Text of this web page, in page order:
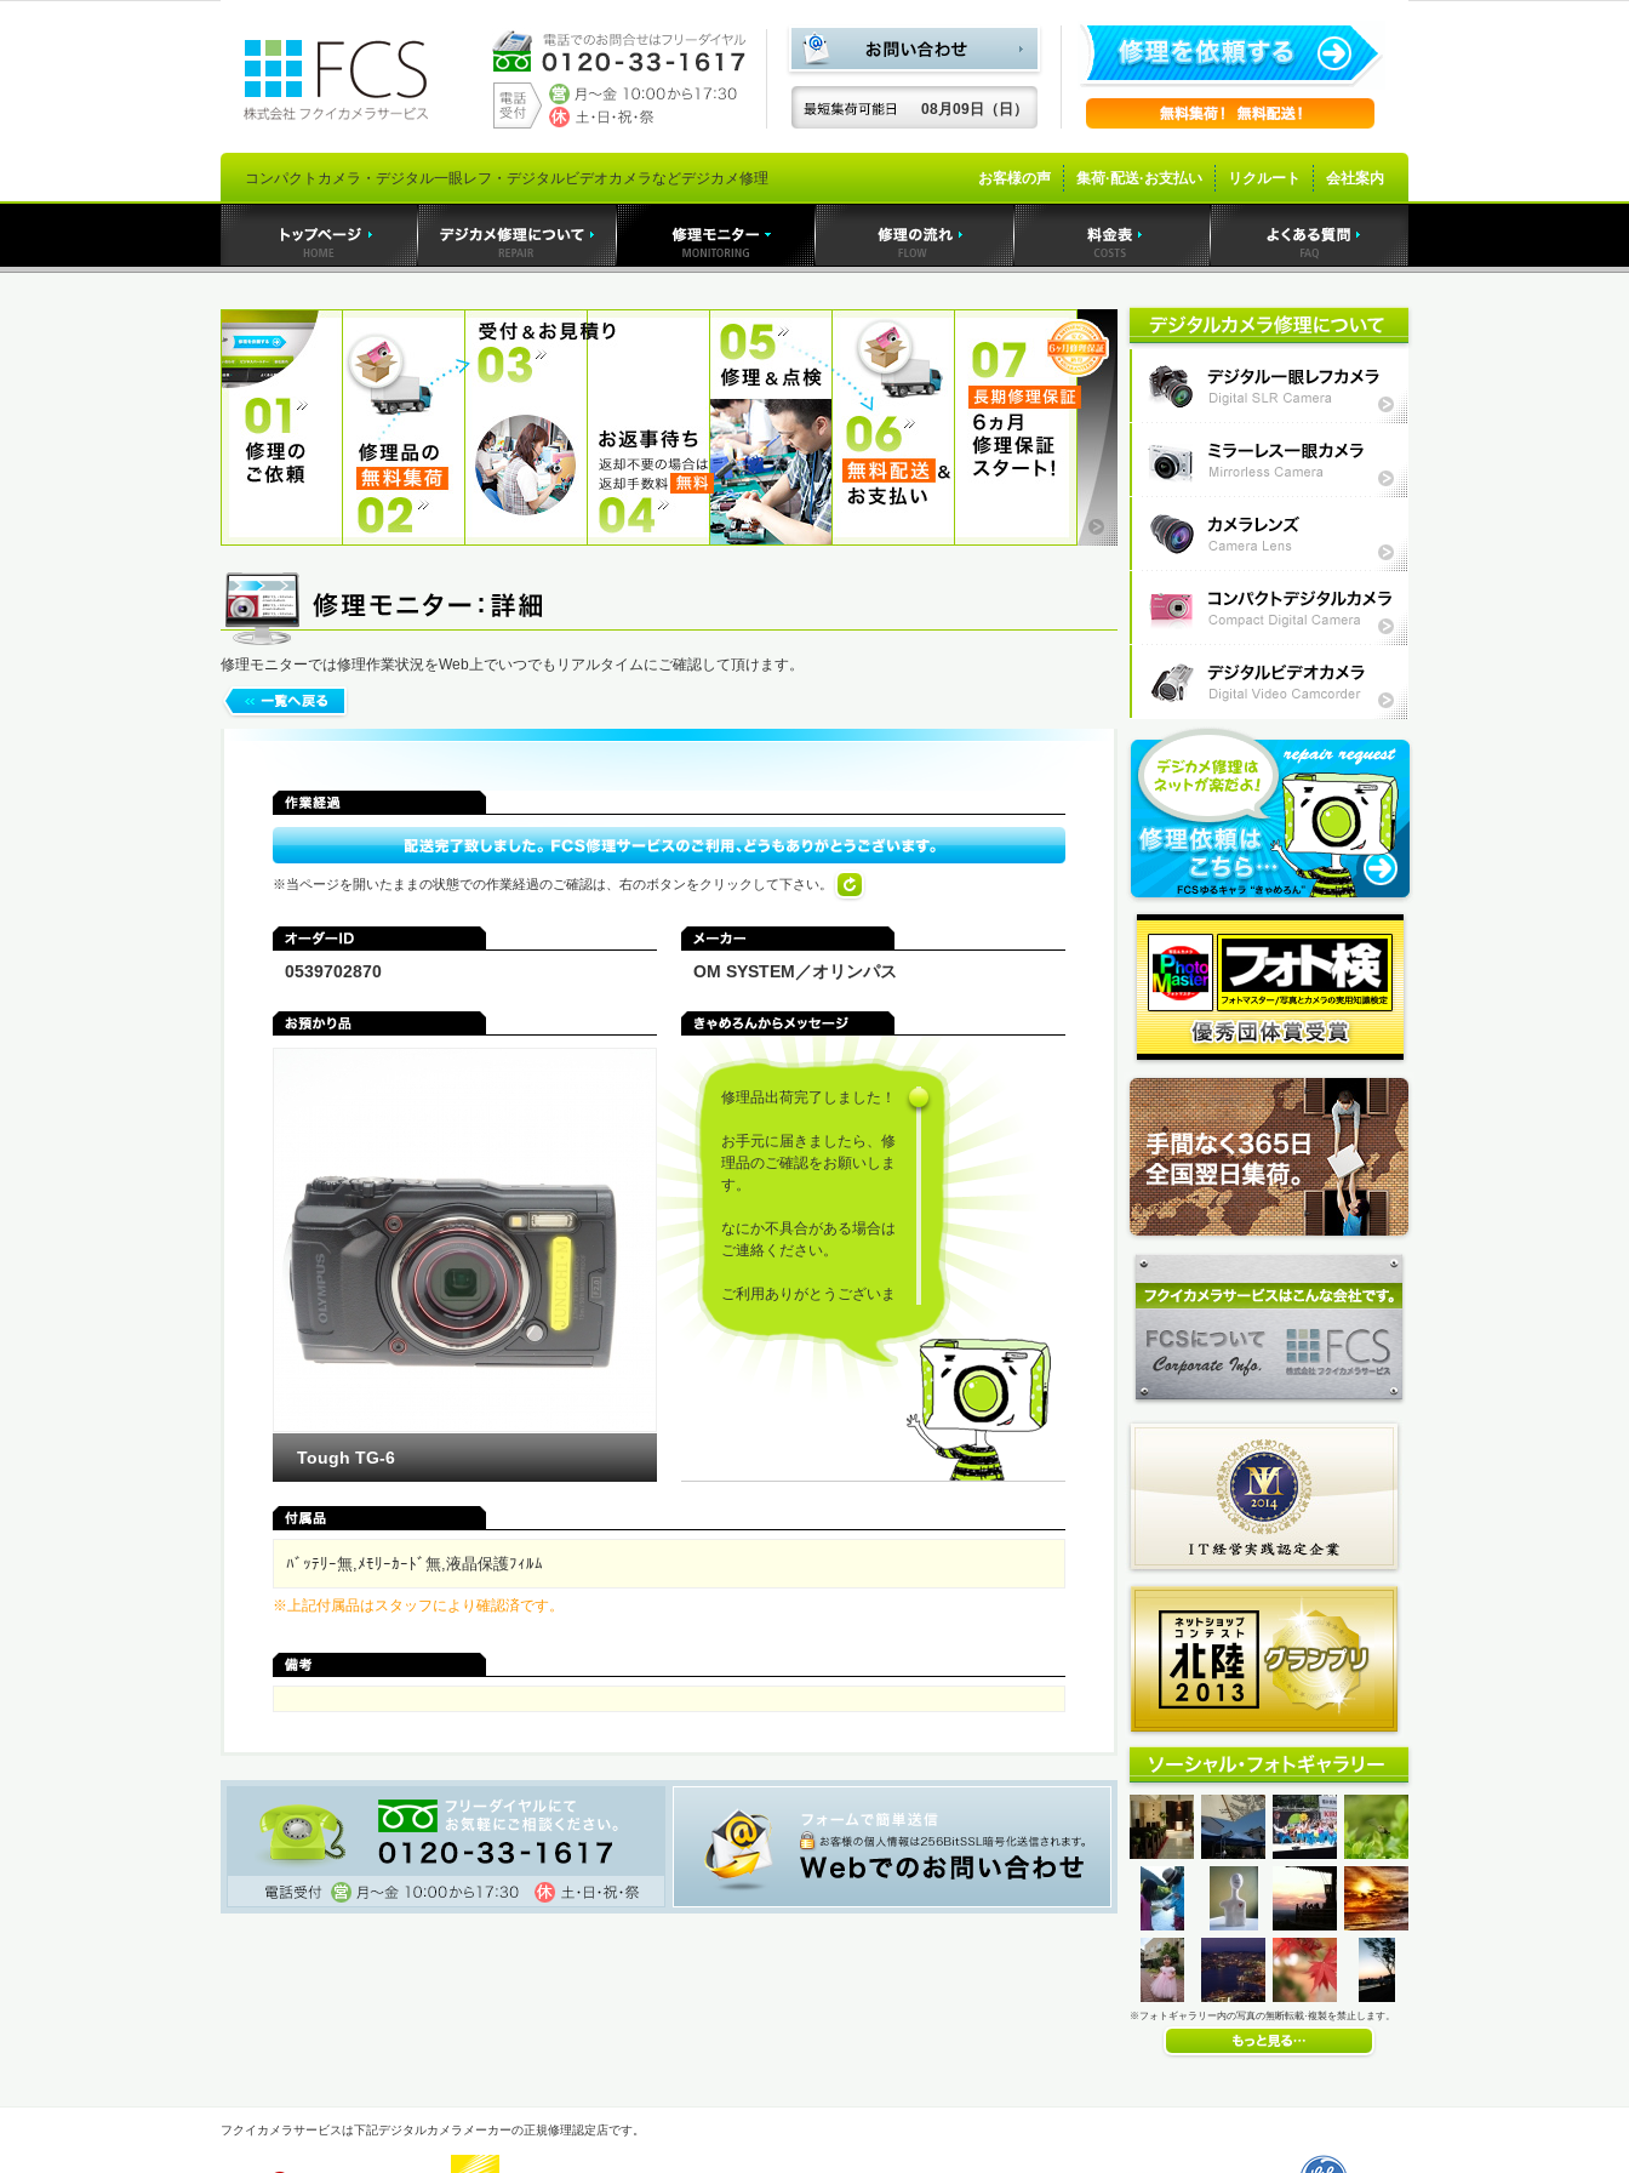
08月09日（日）
コンパクトカメラ・デジタル一眼レフ・デジタルビデオカメラなどデジカメ修理 会社案内
リクルート
集荷·配送·お支払い
お客様の声
修理モニターでは修理作業状況をWeb上でいつでもリアルタイムにご確認して頂けます。
※当ページを開いたままの状態での作業経過のご確認は、右のボタンをクリックして下さい。
0539702870 OM SYSTEM／オリンパス
修理品出荷完了しました！
お手元に届きましたら、修
理品のご確認をお願いしま
す。
なにか不具合がある場合は
ご連絡ください。
ご利用ありがとうございま
Tough TG-6
ﾊﾞｯﾃﾘｰ無,ﾒﾓﾘｰｶｰﾄﾞ無,液晶保護ﾌｨﾙﾑ
※上記付属品はスタッフにより確認済です。
※フォトギャラリー内の写真の無断転載·複製を禁止します。
フクイカメラサービスは下記デジタルカメラメーカーの正規修理認定店です。